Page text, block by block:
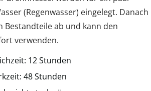
(Regenwasser) eingelegt. Danach
Bestandteile ab und kann den
verwenden.
12 Stunden
48 Stunden